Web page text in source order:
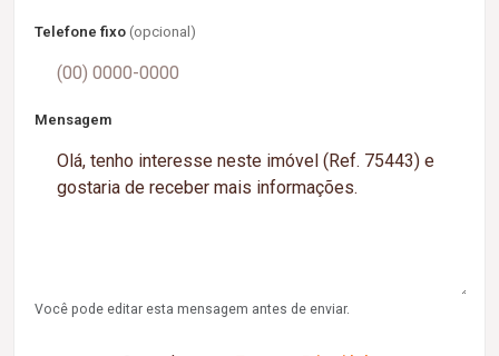
Telefone fixo (opcional)
Mensagem
Você pode editar esta mensagem antes de enviar.